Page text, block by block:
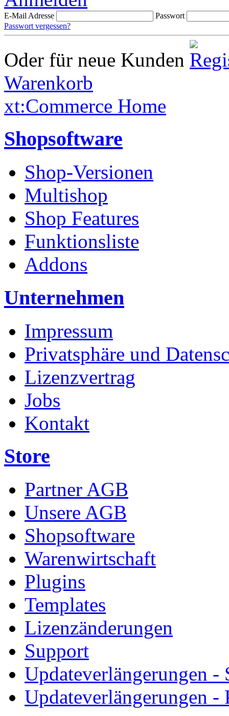
E-Mail Adresse
Passwort
Passwort vergessen?
Oder für neue Kunden
Warenkorb
xt:Commerce Home
Shopsoftware
Shop-Versionen
Multishop
Shop Features
Funktionsliste
Addons
Unternehmen
Impressum
Privatsphäre und
Lizenzvertrag
Jobs
Kontakt
Store
Partner AGB
Unsere AGB
Shopsoftware
Warenwirtschaft
Plugins
Templates
Lizenzänderungen
Support
Updateverlängerungen -
Updateverlängerungen -